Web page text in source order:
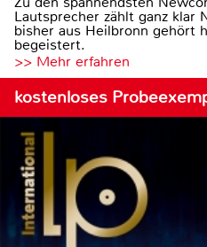
Lautsprecher zählt ganz klar
bisher aus Heilbronn gehört
begeistert.
>> Mehr erfahren
kostenloses